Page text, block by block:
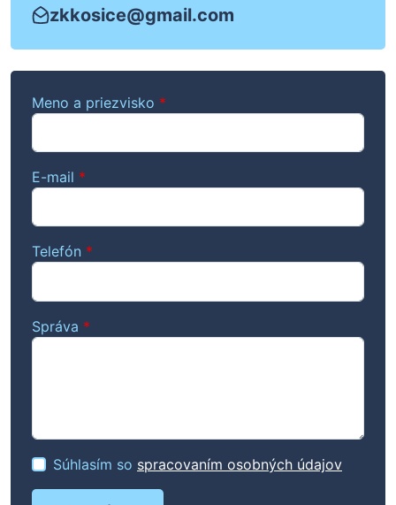
zkkosice@gmail.com
Meno a priezvisko *
E-mail *
Telefón *
Správa *
Súhlasím so spracovaním osobných údajov